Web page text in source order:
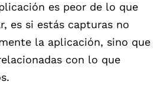
es peor de lo que
es si estás capturas no
la aplicación, sino que
con lo que